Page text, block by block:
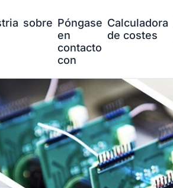
sobre Póngase
en
contacto
con
Calculadora
de costes